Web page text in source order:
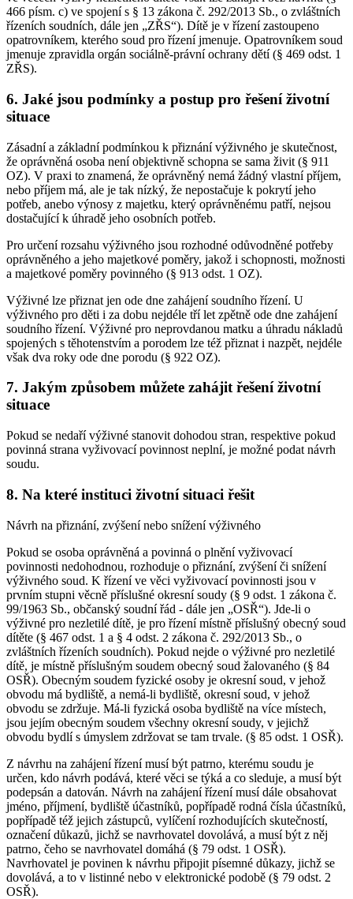
466 písm. c) ve spojení s § 13 zákona č. 292/2013 Sb., o zvláštních
řízeních soudních, dále jen „ZŘS“). Dítě je v řízení zastoupeno
opatrovníkem, kterého soud pro řízení jmenuje. Opatrovníkem soud
jmenuje zpravidla orgán sociálně-právní ochrany dětí (§ 469 odst. 1
ZŘS).
6. Jaké jsou podmínky a postup pro řešení životní
situace
Zásadní a základní podmínkou k přiznání výživného je skutečnost,
že oprávněná osoba není objektivně schopna se sama živit (§ 911
OZ). V praxi to znamená, že oprávněný nemá žádný vlastní příjem,
nebo příjem má, ale je tak nízký, že nepostačuje k pokrytí jeho
potřeb, anebo výnosy z majetku, který oprávněnému patří, nejsou
dostačující k úhradě jeho osobních potřeb.
Pro určení rozsahu výživného jsou rozhodné odůvodněné potřeby
oprávněného a jeho majetkové poměry, jakož i schopnosti, možnosti
a majetkové poměry povinného (§ 913 odst. 1 OZ).
Výživné lze přiznat jen ode dne zahájení soudního řízení. U
výživného pro děti i za dobu nejdéle tří let zpětně ode dne zahájení
soudního řízení. Výživné pro neprovdanou matku a úhradu nákladů
spojených s těhotenstvím a porodem lze též přiznat i nazpět, nejdéle
však dva roky ode dne porodu (§ 922 OZ).
7. Jakým způsobem můžete zahájit řešení životní
situace
Pokud se nedaří výživné stanovit dohodou stran, respektive pokud
povinná strana vyživovací povinnost neplní, je možné podat návrh
soudu.
8. Na které instituci životní situaci řešit
Návrh na přiznání, zvýšení nebo snížení výživného
Pokud se osoba oprávněná a povinná o plnění vyživovací
povinnosti nedohodnou, rozhoduje o přiznání, zvýšení či snížení
výživného soud. K řízení ve věci vyživovací povinnosti jsou v
prvním stupni věcně příslušné okresní soudy (§ 9 odst. 1 zákona č.
99/1963 Sb., občanský soudní řád - dále jen „OSŘ“). Jde-li o
výživné pro nezletilé dítě, je pro řízení místně příslušný obecný soud
dítěte (§ 467 odst. 1 a § 4 odst. 2 zákona č. 292/2013 Sb., o
zvláštních řízeních soudních). Pokud nejde o výživné pro nezletilé
dítě, je místně příslušným soudem obecný soud žalovaného (§ 84
OSŘ). Obecným soudem fyzické osoby je okresní soud, v jehož
obvodu má bydliště, a nemá-li bydliště, okresní soud, v jehož
obvodu se zdržuje. Má-li fyzická osoba bydliště na více místech,
jsou jejím obecným soudem všechny okresní soudy, v jejichž
obvodu bydlí s úmyslem zdržovat se tam trvale. (§ 85 odst. 1 OSŘ).
Z návrhu na zahájení řízení musí být patrno, kterému soudu je
určen, kdo návrh podává, které věci se týká a co sleduje, a musí být
podepsán a datován. Návrh na zahájení řízení musí dále obsahovat
jméno, příjmení, bydliště účastníků, popřípadě rodná čísla účastníků,
popřípadě též jejich zástupců, vylíčení rozhodujících skutečností,
označení důkazů, jichž se navrhovatel dovolává, a musí být z něj
patrno, čeho se navrhovatel domáhá (§ 79 odst. 1 OSŘ).
Navrhovatel je povinen k návrhu připojit písemné důkazy, jichž se
dovolává, a to v listinné nebo v elektronické podobě (§ 79 odst. 2
OSŘ).